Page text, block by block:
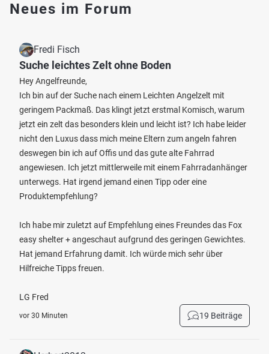
Neues im Forum
Fredi Fisch
Suche leichtes Zelt ohne Boden
Hey Angelfreunde,
Ich bin auf der Suche nach einem Leichten Angelzelt mit
geringem Packmaß. Das klingt jetzt erstmal Komisch, warum
jetzt ein zelt das besonders klein und leicht ist? Ich habe leider
nicht den Luxus dass mich meine Eltern zum angeln fahren
deswegen bin ich auf Offis und das gute alte Fahrrad
angewiesen. Ich jetzt mittlerweile mit einem Fahrradanhänger
unterwegs. Hat irgend jemand einen Tipp oder eine
Produktempfehlung?
Ich habe mir zuletzt auf Empfehlung eines Freundes das Fox
easy shelter + angeschaut aufgrund des geringen Gewichtes.
Hat jemand Erfahrung damit. Ich würde mich sehr über
Hilfreiche Tipps freuen.
LG Fred
vor 30 Minuten 19 Beiträge